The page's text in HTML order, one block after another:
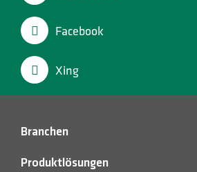
Facebook
Xing
Branchen
Produktlösungen